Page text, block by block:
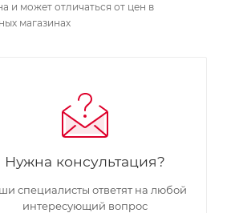
и может отличаться от цен в
магазинах
Нужна консультация?
специалисты ответят на любой
интересующий вопрос